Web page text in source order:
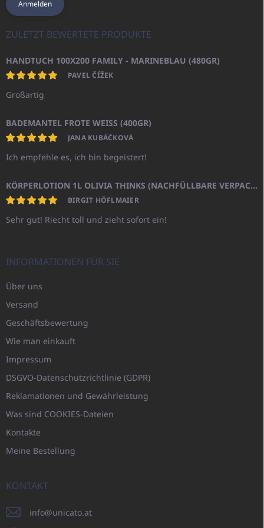
Anmelden
ZULETZT BEWERTETE PRODUKTE
HANDTUCH 100X200 FAMILY - MARINEBLAU (480GR)
PAVEL ČÍŽEK
Großartig
BADEMANTEL FROTE WEISS (400GR)
JANA KUBÁČKOVÁ
Ich empfehle es, ich bin begeistert!
KÖRPERLOTION 1L OLIVIA THINKS (NACHFÜLLBARE VERPACKUNG)
BIRGIT HÖFLMAIER
Sehr gut! Riecht toll und zieht sofort ein!
INFORMATIONEN FÜR SIE
Über uns
Versand
Geschäftsbewertung
Wie man einkauft
Impressum
DSGVO-Datenschutzrichtlinie (GDPR)
Reklamationen und Gewährleistung
Was sind COOKIES-Dateien
Kontakte
Meine Bestellung
KONTAKT
info@unicato.at